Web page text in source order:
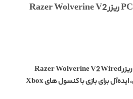
دسته بازی سیمی XBox و PC ریزر Razer Wolverine V2
کنترلر سیمی ایکس باکس و PC ریزر Razer Wolverine V2 Wired
Gaming Controller اورجینال، ایده‌آل برای بازی با کنسول های Xbox